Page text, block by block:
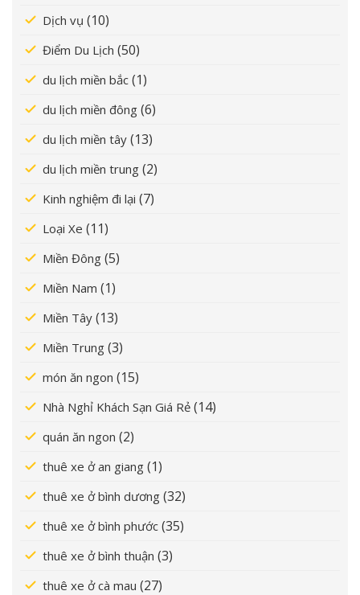
Dịch vụ (10)
Điểm Du Lịch (50)
du lịch miền bắc (1)
du lịch miền đông (6)
du lịch miền tây (13)
du lịch miền trung (2)
Kinh nghiệm đi lại (7)
Loại Xe (11)
Miền Đông (5)
Miền Nam (1)
Miền Tây (13)
Miền Trung (3)
món ăn ngon (15)
Nhà Nghỉ Khách Sạn Giá Rẻ (14)
quán ăn ngon (2)
thuê xe ở an giang (1)
thuê xe ở bình dương (32)
thuê xe ở bình phước (35)
thuê xe ở bình thuận (3)
thuê xe ở cà mau (27)